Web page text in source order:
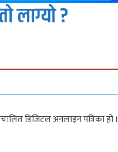
लाग्यो ?
डिजिटल अनलाइन पत्रिका हो ।